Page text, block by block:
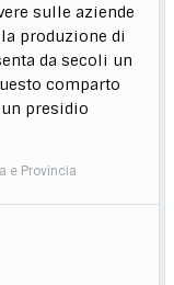
sulle aziende
produzione di
da secoli un
comparto
presidio
e Provincia